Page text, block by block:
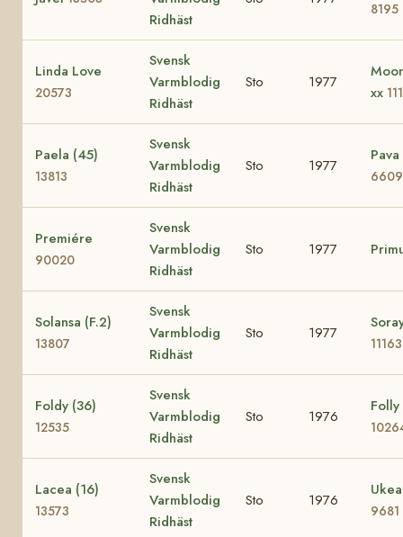
Ridhäst
8195
Linda Love
20573
Svensk
Varmblodig
Ridhäst
Sto 1977
xx
Paela (45)
13813
Svensk
Varmblodig
Ridhäst
Sto 1977
6609
Premiére
90020
Svensk
Varmblodig
Ridhäst
Sto 1977
Solansa (F.2)
13807
Svensk
Varmblodig
Ridhäst
Sto 1977
11163
Foldy (36)
12535
Svensk
Varmblodig
Ridhäst
Sto 1976
Lacea (16)
13573
Svensk
Varmblodig
Ridhäst
Sto 1976
9681